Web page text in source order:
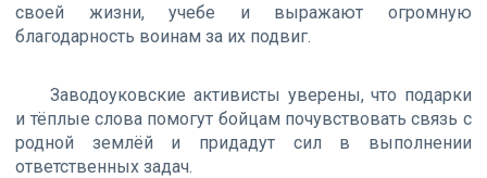
своей жизни, учебе и выражают огромную
благодарность воинам за их подвиг.
Заводоуковские активисты уверены, что подарки
и тёплые слова помогут бойцам почувствовать связь с
родной землёй и придадут сил в выполнении
ответственных задач.